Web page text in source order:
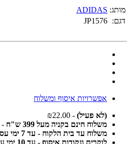
מותג: ADIDAS
דגם: JP1576
אפשרויות איסוף ומשלוח
(לא פעיל) - ₪22.00
משלוח חינם בקניה מעל 399 ש"ח
- ₪0.00
משלוח עד בית הלקוח - עד 7 ימי עסקים